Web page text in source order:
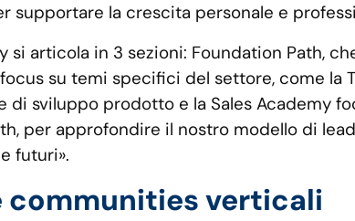
supportare la crescita personale e
si articola in 3 sezioni: Foundation Path,
su temi specifici del settore, come la
sviluppo prodotto e la Sales Academy
per approfondire il nostro modello di
futuri».
communities verticali